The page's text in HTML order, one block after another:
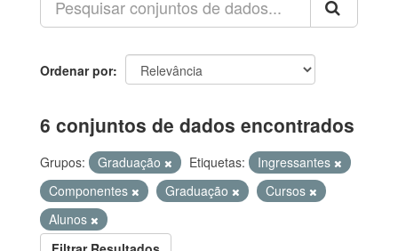
Ordenar por
6 conjuntos de dados encontrados
Grupos: Graduação Etiquetas:
Ingressantes
Componentes
Graduação
Cursos
Alunos